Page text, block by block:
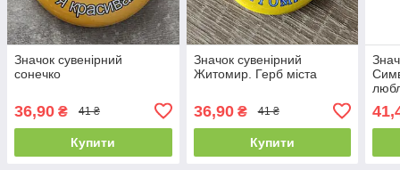
Значок сувенірний
сонечко
36,90 ₴ 41 ₴
Купити
Значок сувенірний
Житомир. Герб міста
36,90₴ 41 ₴
Купити